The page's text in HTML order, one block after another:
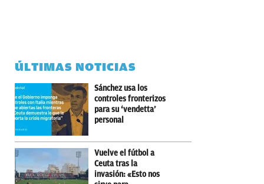
ÚLTIMAS NOTICIAS
Sánchez usa los
controles fronterizos
para su ‘vendetta’
personal
Vuelve el fútbol a
Ceuta tras la
invasión: «Esto nos